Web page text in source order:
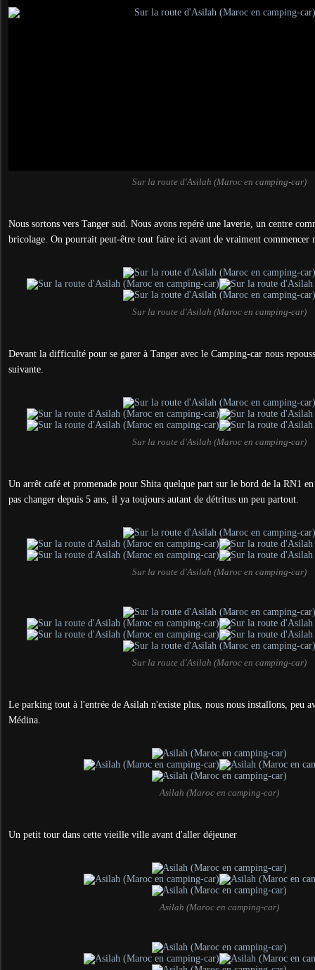
Sur la route d'Asilah (Maroc en camping-car)
Nous sortons vers Tanger sud. Nous avons repéré une laverie, un centre
bricolage. On pourrait peut-être tout faire ici avant de vraiment commencer
Sur la route d'Asilah (Maroc en camping-car)
Devant la difficulté pour se garer à Tanger avec le Camping-car nous
suivante.
Sur la route d'Asilah (Maroc en camping-car)
Un arrêt café et promenade pour Shita quelque part sur le bord de la RN1
pas changer depuis 5 ans, il ya toujours autant de détritus un peu partout.
Sur la route d'Asilah (Maroc en camping-car)
Sur la route d'Asilah (Maroc en camping-car)
Le parking tout à l'entrée de Asilah n'existe plus, nous nous installons, peu
Médina.
Asilah (Maroc en camping-car)
Un petit tour dans cette vieille ville avant d'aller déjeuner
Asilah (Maroc en camping-car)